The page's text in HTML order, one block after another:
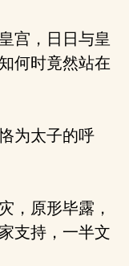
宫，日日与皇
何时竟然站在
为太子的呼
，原形毕露，
支持，一半文